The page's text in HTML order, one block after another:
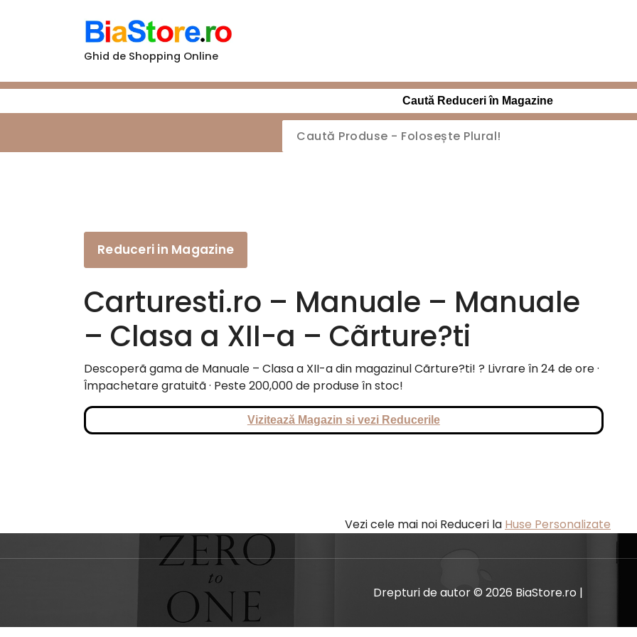
Ghid de Shopping Online
Caută Reduceri în Magazine
Reduceri in Magazine
Carturesti.ro – Manuale – Manuale
– Clasa a XII-a – Cãrture?ti
Descoperã gama de Manuale – Clasa a XII-a din magazinul Cãrture?ti! ? Livrare în 24 de ore ·
Împachetare gratuitã · Peste 200,000 de produse în stoc!
Vizitează Magazin si vezi Reducerile
Vezi cele mai noi Reduceri la Huse Personalizate
Drepturi de autor © 2026 BiaStore.ro |